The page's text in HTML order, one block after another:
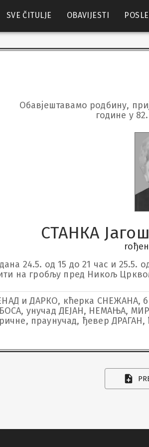
SVE ČITULJE OBAVIJESTI
Обавјештавамо родбину,
године у
СТАНКА
24.5. од 15 до 21 час и 25.5.
на гробљу пред Никољ
и ДАРКО, кћерка СНЕЖАНА,
унучад ДЕЈАН, НЕМАЊА,
праунучад, ђевер